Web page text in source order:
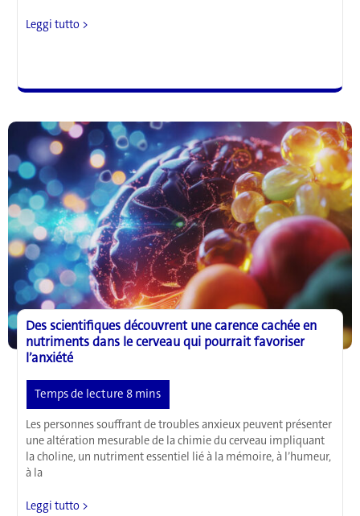
Même
de
B12
pourraient
nuire
au
cerveau
Leggi tutto >
Des scientifiques découvrent une carence cachée en
nutriments dans le cerveau qui pourrait favoriser
l’anxiété
Les personnes souffrant de troubles anxieux peuvent présenter
une altération mesurable de la chimie du cerveau impliquant
la choline, un nutriment essentiel lié à la mémoire, à l’humeur,
à la
Des
Leggi tutto >